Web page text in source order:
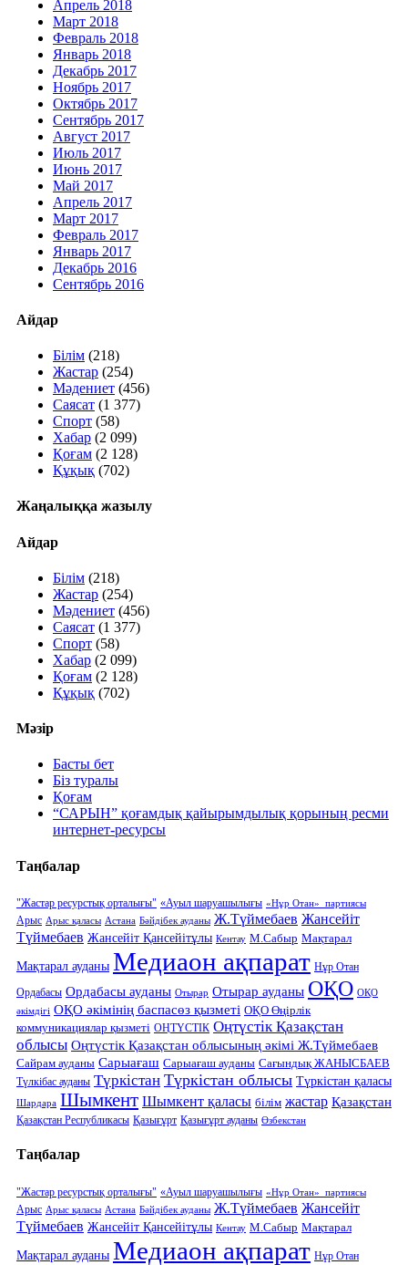
Апрель 2018
Март 2018
Февраль 2018
Январь 2018
Декабрь 2017
Ноябрь 2017
Октябрь 2017
Сентябрь 2017
Август 2017
Июль 2017
Июнь 2017
Май 2017
Апрель 2017
Март 2017
Февраль 2017
Январь 2017
Декабрь 2016
Сентябрь 2016
Айдар
Білім (218)
Жастар (254)
Мәдениет (456)
Саясат (1 377)
Спорт (58)
Хабар (2 099)
Қоғам (2 128)
Құқық (702)
Жаңалыққа жазылу
Айдар
Білім (218)
Жастар (254)
Мәдениет (456)
Саясат (1 377)
Спорт (58)
Хабар (2 099)
Қоғам (2 128)
Құқық (702)
Мәзір
Басты бет
Біз туралы
Қоғам
“САРЫН” қоғамдық қайырымдылық қорының ресми
интернет-ресурсы
Таңбалар
"Жастар ресурстық орталығы" «Ауыл шаруашылығы «Нұр Отан» партиясы
Арыс Арыс қаласы Астана Бәйдібек ауданы Ж.Түймебаев Жансейіт
Түймебаев Жансейіт Қансейітұлы Кентау М.Сабыр Мақтарал
Мақтарал ауданы Медиаон ақпарат Нұр Отан
Ордабасы Ордабасы ауданы Отырар Отырар ауданы ОҚО ОҚО
әкімдігі ОҚО әкімінің баспасөз қызметі ОҚО Өңірлік
коммуникациялар қызметі ОҢТҮСТІК Оңтүстік Қазақстан
облысы Оңтүстік Қазақстан облысының әкімі Ж.Түймебаев
Сайрам ауданы Сарыағаш Сарыағаш ауданы Сағындық ЖАНЫСБАЕВ
Түлкібас ауданы Түркістан Түркістан облысы Түркістан қаласы
Шардара Шымкент Шымкент қаласы білім жастар Қазақстан
Қазақстан Республикасы Қазығұрт Қазығұрт ауданы Өзбекстан
Таңбалар
"Жастар ресурстық орталығы" «Ауыл шаруашылығы «Нұр Отан» партиясы
Арыс Арыс қаласы Астана Бәйдібек ауданы Ж.Түймебаев Жансейіт
Түймебаев Жансейіт Қансейітұлы Кентау М.Сабыр Мақтарал
Мақтарал ауданы Медиаон ақпарат Нұр Отан